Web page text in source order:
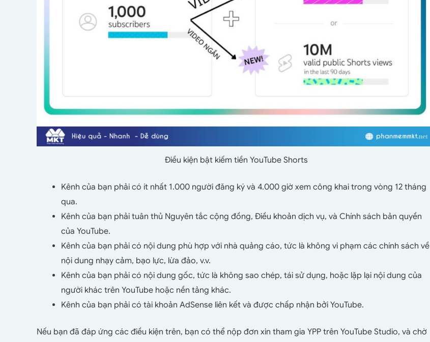
Điều kiện bật kiếm tiền YouTube Shorts
Kênh của bạn phải có ít nhất 1.000 người đăng ký và 4.000 giờ xem công khai trong vòng 12 tháng
qua.
Kênh của bạn phải tuân thủ Nguyên tắc cộng đồng, Điều khoản dịch vụ, và Chính sách bản quyền
của YouTube.
Kênh của bạn phải có nội dung phù hợp với nhà quảng cáo, tức là không vi phạm các chính sách về
nội dung nhạy cảm, bạo lực, lừa đảo, v.v.
Kênh của bạn phải có nội dung gốc, tức là không sao chép, tái sử dụng, hoặc lặp lại nội dung của
người khác trên YouTube hoặc nền tảng khác.
Kênh của bạn phải có tài khoản AdSense liên kết và được chấp nhận bởi YouTube.
Nếu bạn đã đáp ứng các điều kiện trên, bạn có thể nộp đơn xin tham gia YPP trên YouTube Studio, và chờ